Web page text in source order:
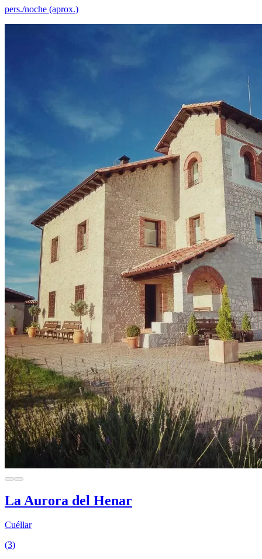
pers./noche (aprox.)
La Aurora del Henar
Cuéllar
(3)